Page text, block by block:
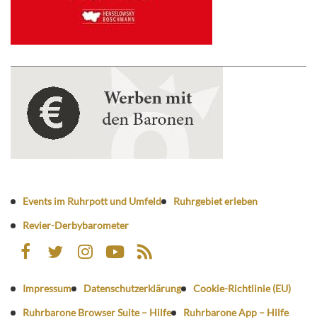
Events im Ruhrpott und Umfeld
Ruhrgebiet erleben
Revier-Derbybarometer
Impressum Datenschutzerklärung
Cookie-Richtlinie (EU)
Ruhrbarone Browser Suite – Hilfe
Ruhrbarone App – Hilfe